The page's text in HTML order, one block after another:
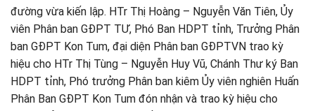
đường vừa kiến lập. HTr Thị Hoàng – Nguyễn Văn Tiên, Ủy
viên Phân ban GĐPT TƯ, Phó Ban HDPT tỉnh, Trưởng Phân
ban GĐPT Kon Tum, đại diện Phân ban GĐPTVN trao kỳ
hiệu cho HTr Thị Tùng – Nguyễn Huy Vũ, Chánh Thư ký Ban
HDPT tỉnh, Phó trưởng Phân ban kiêm Ủy viên nghiên Huấn
Phân Ban GĐPT Kon Tum đón nhận và trao kỳ hiệu cho